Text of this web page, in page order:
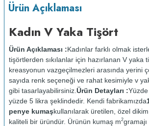
Ürün Açıklaması
Kadın V Yaka Tişört
Ürün Açıklaması :Kadınlar farklı olmak
tişörtlerden sıkılanlar için hazırlanan V yaka
kreasyonun vazgeçilmezleri arasında yerini
sayıda renk seçeneği ve rahat kesimiyle v
gibi tasarlayabilirsiniz. Ürün Detayları :
yüzde 5 likra şeklindedir. Kendi fabrikamızda
penye kumaşkullanılarak üretilen, özel
kaliteli bir üründür. Ürünün kumaş m2